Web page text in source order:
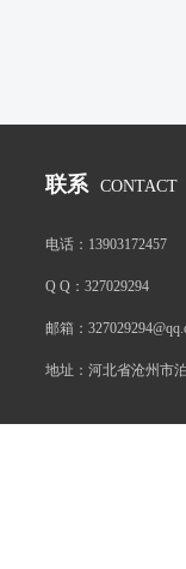
联系 CONTACT
电话： 13903172457
Q Q： 327029294
邮箱：
地址： 河北省沧州市